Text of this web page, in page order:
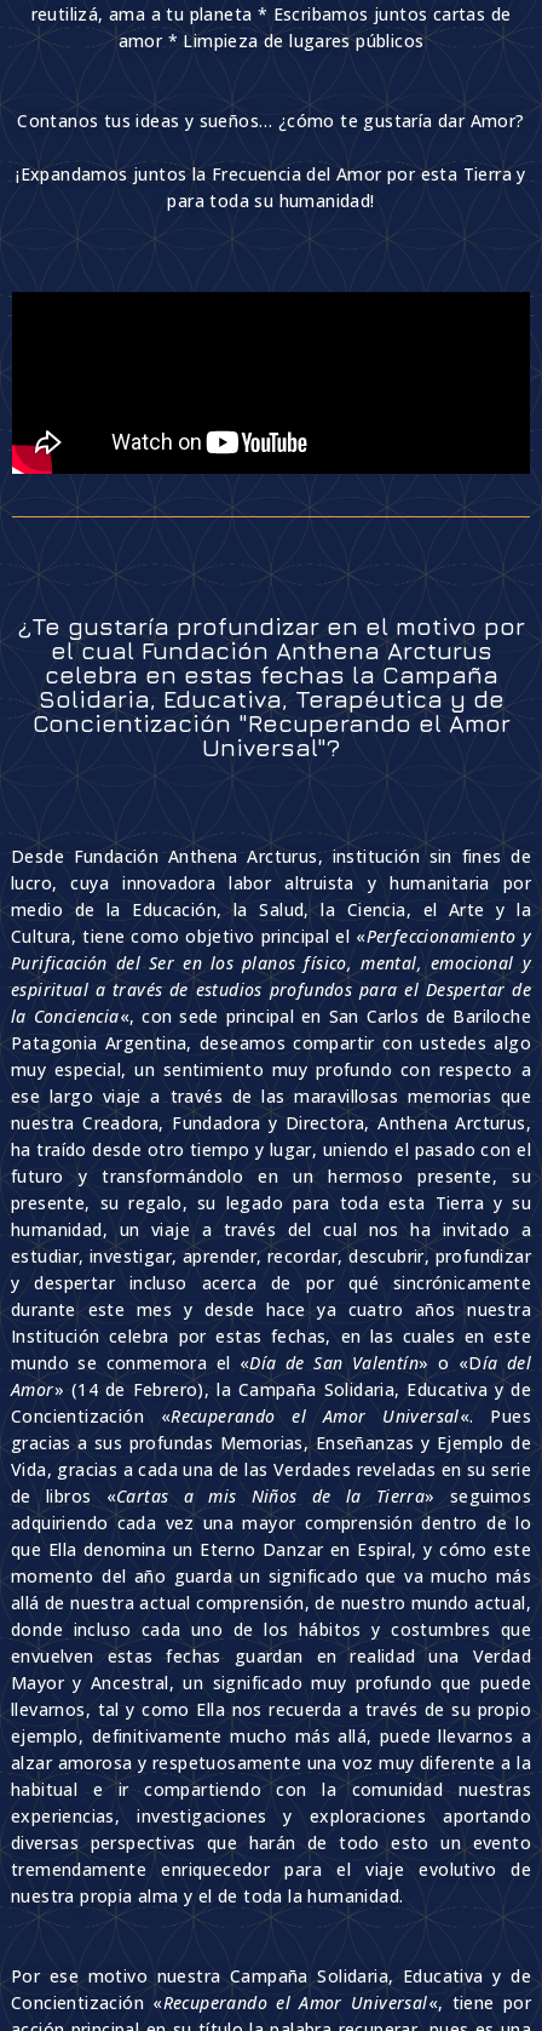
reutilizá, ama a tu planeta * Escribamos juntos cartas de
amor * Limpieza de lugares públicos
Contanos tus ideas y sueños… ¿cómo te gustaría dar Amor?
¡Expandamos juntos la Frecuencia del Amor por esta Tierra y
para toda su humanidad!
¿Te gustaría profundizar en el motivo por
el cual Fundación Anthena Arcturus
celebra en estas fechas la Campaña
Solidaria, Educativa, Terapéutica y de
Concientización "Recuperando el Amor
Universal"?
Desde Fundación Anthena Arcturus, institución sin fines de
lucro, cuya innovadora labor altruista y humanitaria por
medio de la Educación, la Salud, la Ciencia, el Arte y la
Cultura, tiene como objetivo principal el «Perfeccionamiento y
Purificación del Ser en los planos físico, mental, emocional y
espiritual a través de estudios profundos para el Despertar de
la Conciencia«, con sede principal en San Carlos de Bariloche
Patagonia Argentina, deseamos compartir con ustedes algo
muy especial, un sentimiento muy profundo con respecto a
ese largo viaje a través de las maravillosas memorias que
nuestra Creadora, Fundadora y Directora, Anthena Arcturus,
ha traído desde otro tiempo y lugar, uniendo el pasado con el
futuro y transformándolo en un hermoso presente, su
presente, su regalo, su legado para toda esta Tierra y su
humanidad, un viaje a través del cual nos ha invitado a
estudiar, investigar, aprender, recordar, descubrir, profundizar
y despertar incluso acerca de por qué sincrónicamente
durante este mes y desde hace ya cuatro años nuestra
Institución celebra por estas fechas, en las cuales en este
mundo se conmemora el «Día de San Valentín» o «Día del
Amor» (14 de Febrero), la Campaña Solidaria, Educativa y de
Concientización «Recuperando el Amor Universal«. Pues
gracias a sus profundas Memorias, Enseñanzas y Ejemplo de
Vida, gracias a cada una de las Verdades reveladas en su serie
de libros «Cartas a mis Niños de la Tierra» seguimos
adquiriendo cada vez una mayor comprensión dentro de lo
que Ella denomina un Eterno Danzar en Espiral, y cómo este
momento del año guarda un significado que va mucho más
allá de nuestra actual comprensión, de nuestro mundo actual,
donde incluso cada uno de los hábitos y costumbres que
envuelven estas fechas guardan en realidad una Verdad
Mayor y Ancestral, un significado muy profundo que puede
llevarnos, tal y como Ella nos recuerda a través de su propio
ejemplo, definitivamente mucho más allá, puede llevarnos a
alzar amorosa y respetuosamente una voz muy diferente a la
habitual e ir compartiendo con la comunidad nuestras
experiencias, investigaciones y exploraciones aportando
diversas perspectivas que harán de todo esto un evento
tremendamente enriquecedor para el viaje evolutivo de
nuestra propia alma y el de toda la humanidad.
Por ese motivo nuestra Campaña Solidaria, Educativa y de
Concientización «Recuperando el Amor Universal«, tiene por